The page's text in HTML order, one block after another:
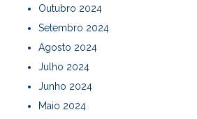
Outubro 2024
Setembro 2024
Agosto 2024
Julho 2024
Junho 2024
Maio 2024